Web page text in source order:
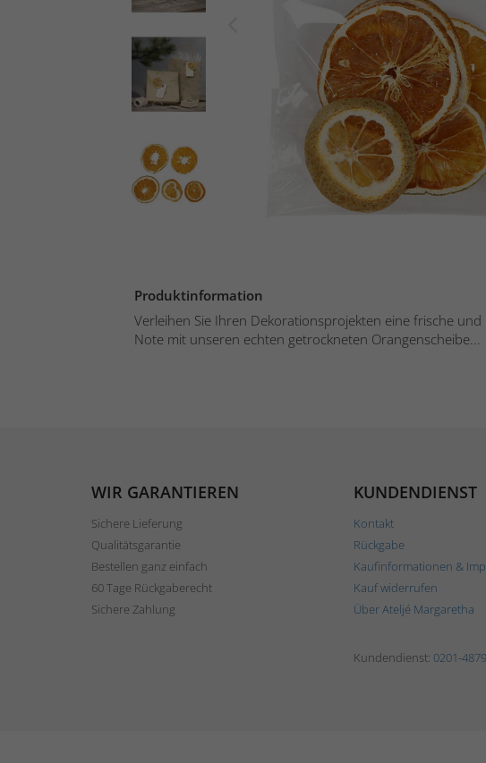
Produktinformation
Verleihen Sie Ihren Dekorationsprojekten eine frische
Note mit unseren echten getrockneten Orangenscheibe...
WIR GARANTIEREN
Sichere Lieferung
Qualitätsgarantie
Bestellen ganz einfach
60 Tage Rückgaberecht
Sichere Zahlung
KUNDENDIENST
Kontakt
Rückgabe
Kaufinformationen &
Kauf widerrufen
Über Ateljé Margaretha
Kundendienst: 0201-